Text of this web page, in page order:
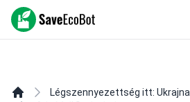
SaveEcoBot
Légszennyezettség itt: Ukrajna